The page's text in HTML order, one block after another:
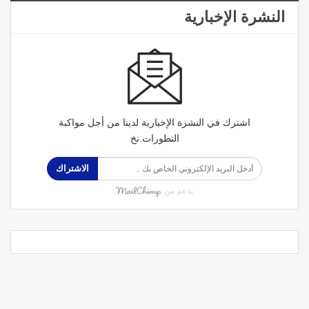
النشرة الإخبارية
اشترك في النشرة الإخبارية لدينا من أجل مواكبة
التطورات.نخ
الاشتراك
بدعم من